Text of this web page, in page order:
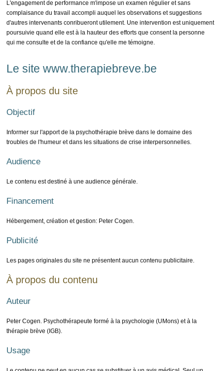
L'engagement de performance m'impose un examen régulier et sans
complaisance du travail accompli auquel les observations et suggestions
d'autres intervenants conribueront utilement. Une intervention est uniquement
poursuivie quand elle est à la hauteur des efforts que consent la personne
qui me consulte et de la confiance qu'elle me témoigne.
Le site www.therapiebreve.be
À propos du site
Objectif
Informer sur l'apport de la psychothérapie brève dans le domaine des
troubles de l'humeur et dans les situations de crise interpersonnelles.
Audience
Le contenu est destiné à une audience générale.
Financement
Hébergement, création et gestion: Peter Cogen.
Publicité
Les pages originales du site ne présentent aucun contenu publicitaire.
À propos du contenu
Auteur
Peter Cogen. Psychothérapeute formé à la psychologie (UMons) et à la
thérapie brève (IGB).
Usage